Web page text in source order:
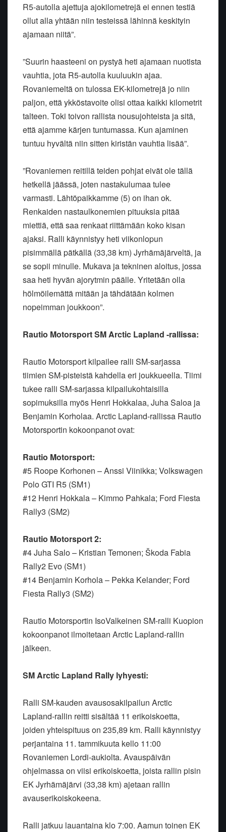
R5-autolla ajettuja ajokilometrejä ei ennen testiä
ollut alla yhtään niin testeissä lähinnä keskityin
ajamaan niitä”.
”Suurin haasteeni on pystyä heti ajamaan nuotista
vauhtia, jota R5-autolla kuuluukin ajaa.
Rovaniemeltä on tulossa EK-kilometrejä jo niin
paljon, että ykköstavoite olisi ottaa kaikki kilometrit
talteen. Toki toivon rallista nousujohteista ja sitä,
että ajamme kärjen tuntumassa. Kun ajaminen
tuntuu hyvältä niin sitten kiristän vauhtia lisää”.
”Rovaniemen reitillä teiden pohjat eivät ole tällä
hetkellä jäässä, joten nastakulumaa tulee
varmasti. Lähtöpaikkamme (5) on ihan ok.
Renkaiden nastaulkonemien pituuksia pitää
miettiä, että saa renkaat riittämään koko kisan
ajaksi. Ralli käynnistyy heti viikonlopun
pisimmällä pätkällä (33,38 km) Jyrhämäjärveltä, ja
se sopii minulle. Mukava ja tekninen aloitus, jossa
saa heti hyvän ajorytmin päälle. Yritetään olla
hölmöilemättä mitään ja tähdätään kolmen
nopeimman joukkoon”.
Rautio Motorsport SM Arctic Lapland -rallissa:
Rautio Motorsport kilpailee ralli SM-sarjassa
tiimien SM-pisteistä kahdella eri joukkueella. Tiimi
tukee ralli SM-sarjassa kilpailukohtaisilla
sopimuksilla myös Henri Hokkalaa, Juha Saloa ja
Benjamin Korholaa. Arctic Lapland-rallissa Rautio
Motorsportin kokoonpanot ovat:
Rautio Motorsport:
#5 Roope Korhonen – Anssi Viinikka; Volkswagen
Polo GTI R5 (SM1)
#12 Henri Hokkala – Kimmo Pahkala; Ford Fiesta
Rally3 (SM2)
Rautio Motorsport 2:
#4 Juha Salo – Kristian Temonen; Škoda Fabia
Rally2 Evo (SM1)
#14 Benjamin Korhola – Pekka Kelander; Ford
Fiesta Rally3 (SM2)
Rautio Motorsportin IsoValkeinen SM-ralli Kuopion
kokoonpanot ilmoitetaan Arctic Lapland-rallin
jälkeen.
SM Arctic Lapland Rally lyhyesti:
Ralli SM-kauden avausosakilpailun Arctic
Lapland-rallin reitti sisältää 11 erikoiskoetta,
joiden yhteispituus on 235,89 km. Ralli käynnistyy
perjantaina 11. tammikuuta kello 11:00
Rovaniemen Lordi-aukiolta. Avauspäivän
ohjelmassa on viisi erikoiskoetta, joista rallin pisin
EK Jyrhämäjärvi (33,38 km) ajetaan rallin
avauserikoiskokeena.
Ralli jatkuu lauantaina klo 7:00. Aamun toinen EK